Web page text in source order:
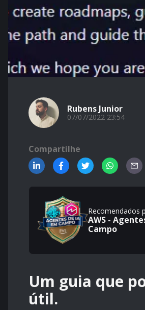
Rubens Junior
07/07/2022 23:54
Compartilhe
Recomendados
AWS -
Campo
Um guia que
útil.